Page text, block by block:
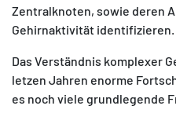
Zentralknoten, sowie deren
Gehirnaktivität identifizieren.
Das Verständnis komplexer
letzen Jahren enorme
es noch viele grundlegende